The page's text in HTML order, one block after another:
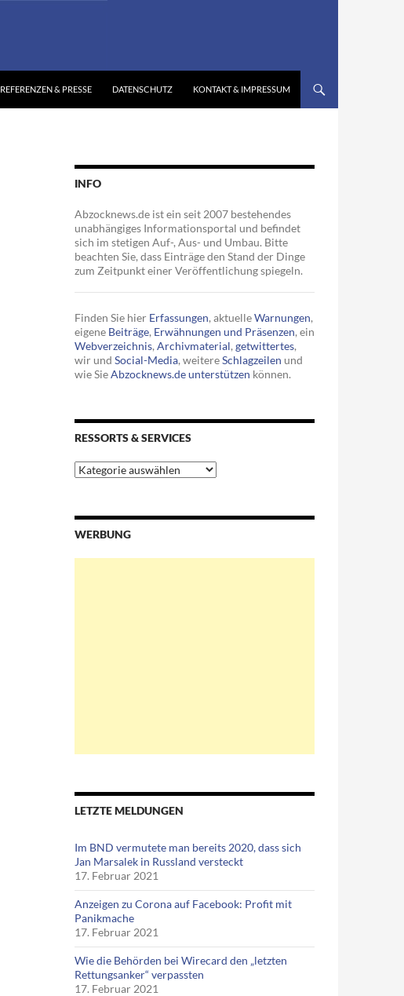
REFERENZEN & PRESSE DATENSCHUTZ KONTAKT & IMPRESSUM
INFO
Abzocknews.de ist ein seit 2007 bestehendes
unabhängiges Informationsportal und befindet
sich im stetigen Auf-, Aus- und Umbau. Bitte
beachten Sie, dass Einträge den Stand der Dinge
zum Zeitpunkt einer Veröffentlichung spiegeln.
Finden Sie hier Erfassungen, aktuelleWarnungen,
eigene Beiträge, Erwähnungen und Präsenzen, ein
Webverzeichnis, Archivmaterial, getwittertes,
wir und Social-Media, weitereSchlagzeilen und
wie SieAbzocknews.de unterstützen können.
RESSORTS & SERVICES
Ressorts
&
WERBUNG
LETZTE MELDUNGEN
Im BND vermutete man bereits 2020, dass sich
Jan Marsalek in Russland versteckt
17. Februar 2021
Anzeigen zu Corona auf Facebook: Profit mit
Panikmache
17. Februar 2021
Wie die Behörden bei Wirecard den „letzten
Rettungsanker“ verpassten
17. Februar 2021